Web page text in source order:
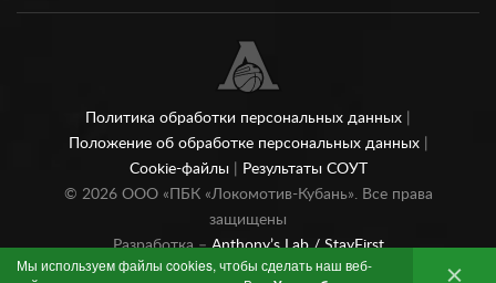
Мы используем файлы cookies, чтобы сделать наш веб-
Политика обработки персональных данных
Положение об обработке персональных данных
Cookie-файлы
Результаты СОУТ
© 2026ООО «ПБК «Локомотив-Кубань». Все права
защищены
Разработка –Anthony’s Lab /StayFirst